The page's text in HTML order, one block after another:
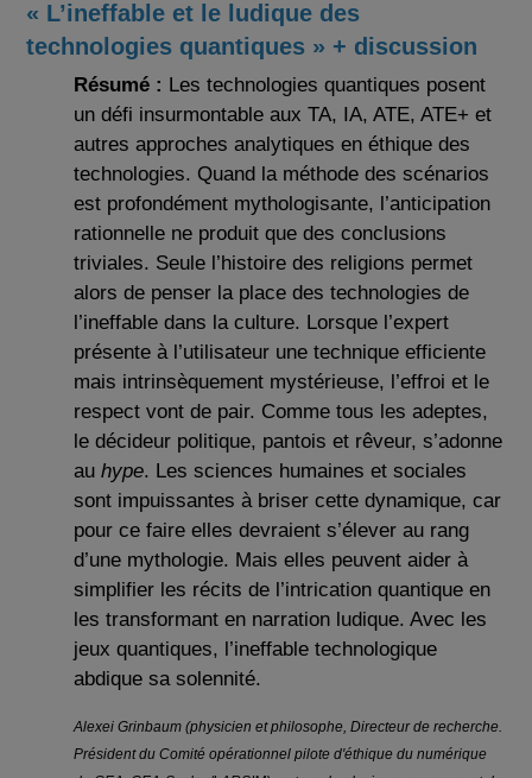
« L’ineffable et le ludique des
technologies quantiques » + discussion
Résumé : Les technologies quantiques posent
un défi insurmontable aux TA, IA, ATE, ATE+ et
autres approches analytiques en éthique des
technologies. Quand la méthode des scénarios
est profondément mythologisante, l’anticipation
rationnelle ne produit que des conclusions
triviales. Seule l’histoire des religions permet
alors de penser la place des technologies de
l’ineffable dans la culture. Lorsque l’expert
présente à l’utilisateur une technique efficiente
mais intrinsèquement mystérieuse, l’effroi et le
respect vont de pair. Comme tous les adeptes,
le décideur politique, pantois et rêveur, s’adonne
au hype. Les sciences humaines et sociales
sont impuissantes à briser cette dynamique, car
pour ce faire elles devraient s’élever au rang
d’une mythologie. Mais elles peuvent aider à
simplifier les récits de l’intrication quantique en
les transformant en narration ludique. Avec les
jeux quantiques, l’ineffable technologique
abdique sa solennité.
Alexei Grinbaum (physicien et philosophe, Directeur de recherche.
Président du Comité opérationnel pilote d'éthique du numérique